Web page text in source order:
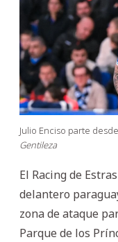
Julio Enciso parte
Gentileza
El Racing de
delantero
zona de ataque
Parque de los